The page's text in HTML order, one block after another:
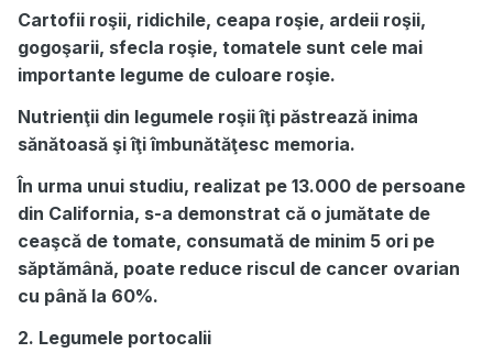
Cartofii roşii, ridichile, ceapa roşie, ardeii roşii,
gogoşarii, sfecla roşie, tomatele sunt cele mai
importante legume de culoare roşie.
Nutrienţii din legumele roşii îţi păstrează inima
sănătoasă şi îţi îmbunătăţesc memoria.
În urma unui studiu, realizat pe 13.000 de persoane
din California, s-a demonstrat că o jumătate de
ceaşcă de tomate, consumată de minim 5 ori pe
săptămână, poate reduce riscul de cancer ovarian
cu până la 60%.
2. Legumele portocalii